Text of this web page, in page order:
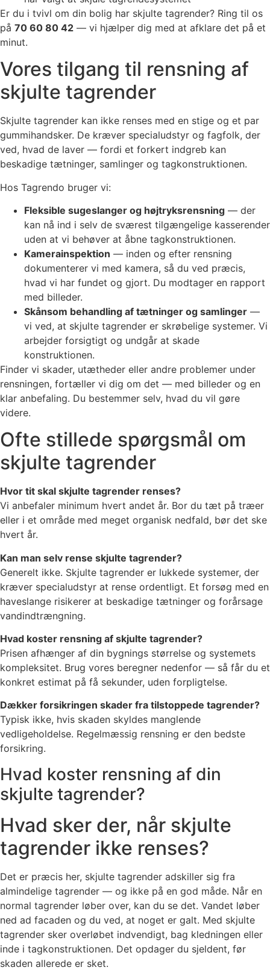
Er du i tvivl om din bolig har skjulte tagrender? Ring til os
på 70 60 80 42 — vi hjælper dig med at afklare det på et
minut.
Vores tilgang til rensning af
skjulte tagrender
Skjulte tagrender kan ikke renses med en stige og et par
gummihandsker. De kræver specialudstyr og fagfolk, der
ved, hvad de laver — fordi et forkert indgreb kan
beskadige tætninger, samlinger og tagkonstruktionen.
Hos Tagrendo bruger vi:
Fleksible sugeslanger og højtryksrensning — der
kan nå ind i selv de sværest tilgængelige kasserender
uden at vi behøver at åbne tagkonstruktionen.
Kamerainspektion — inden og efter rensning
dokumenterer vi med kamera, så du ved præcis,
hvad vi har fundet og gjort. Du modtager en rapport
med billeder.
Skånsom behandling af tætninger og samlinger —
vi ved, at skjulte tagrender er skrøbelige systemer. Vi
arbejder forsigtigt og undgår at skade
konstruktionen.
Finder vi skader, utætheder eller andre problemer under
rensningen, fortæller vi dig om det — med billeder og en
klar anbefaling. Du bestemmer selv, hvad du vil gøre
videre.
Ofte stillede spørgsmål om
skjulte tagrender
Hvor tit skal skjulte tagrender renses?
Vi anbefaler minimum hvert andet år. Bor du tæt på træer
eller i et område med meget organisk nedfald, bør det ske
hvert år.
Kan man selv rense skjulte tagrender?
Generelt ikke. Skjulte tagrender er lukkede systemer, der
kræver specialudstyr at rense ordentligt. Et forsøg med en
haveslange risikerer at beskadige tætninger og forårsage
vandindtrængning.
Hvad koster rensning af skjulte tagrender?
Prisen afhænger af din bygnings størrelse og systemets
kompleksitet. Brug vores beregner nedenfor — så får du et
konkret estimat på få sekunder, uden forpligtelse.
Dækker forsikringen skader fra tilstoppede tagrender?
Typisk ikke, hvis skaden skyldes manglende
vedligeholdelse. Regelmæssig rensning er den bedste
forsikring.
Hvad koster rensning af din
skjulte tagrender?
Hvad sker der, når skjulte
tagrender ikke renses?
Det er præcis her, skjulte tagrender adskiller sig fra
almindelige tagrender — og ikke på en god måde. Når en
normal tagrender løber over, kan du se det. Vandet løber
ned ad facaden og du ved, at noget er galt. Med skjulte
tagrender sker overløbet indvendigt, bag kledningen eller
inde i tagkonstruktionen. Det opdager du sjeldent, før
skaden allerede er sket.